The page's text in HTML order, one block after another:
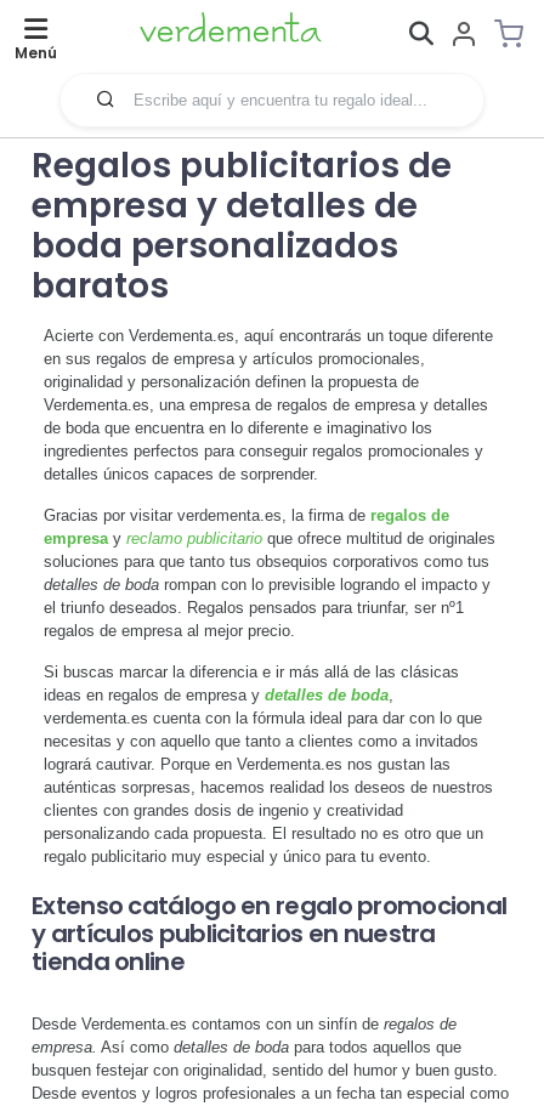
Menú
Regalos publicitarios de
empresa y detalles de
boda personalizados
baratos
Acierte con Verdementa.es, aquí encontrarás un toque diferente
en sus regalos de empresa y artículos promocionales,
originalidad y personalización definen la propuesta de
Verdementa.es, una empresa de regalos de empresa y detalles
de boda que encuentra en lo diferente e imaginativo los
ingredientes perfectos para conseguir regalos promocionales y
detalles únicos capaces de sorprender.
Gracias por visitar verdementa.es, la firma de regalos de
empresay reclamo publicitarioque ofrece multitud de originales
soluciones para que tanto tus obsequios corporativos como tus
detalles de bodarompan con lo previsible logrando el impacto y
el triunfo deseados. Regalos pensados para triunfar, ser nº1
regalos de empresa al mejor precio.
Si buscas marcar la diferencia e ir más allá de las clásicas
ideas en regalos de empresa y detalles de boda,
verdementa.es cuenta con la fórmula ideal para dar con lo que
necesitas y con aquello que tanto a clientes como a invitados
logrará cautivar. Porque en Verdementa.es nos gustan las
auténticas sorpresas, hacemos realidad los deseos de nuestros
clientes con grandes dosis de ingenio y creatividad
personalizando cada propuesta. El resultado no es otro que un
regalo publicitario muy especial y único para tu evento.
Extenso catálogo en regalo promocional
y artículos publicitarios en nuestra
tienda online
Desde Verdementa.es contamos con un sinfín de regalos de
empresa. Así como detalles de boda para todos aquellos que
busquen festejar con originalidad, sentido del humor y buen gusto.
Desde eventos y logros profesionales a un fecha tan especial como